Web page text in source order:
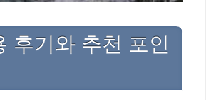
후기와 추천 포인